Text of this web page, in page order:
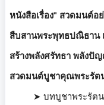
หนังสือเรื่อง" สวดมนต์อ
สืบสานพระพุทธปณิธาน
สร้างพลังศรัทธา พลังปั
สวดมนต์บูชาคุณพระรัต
➤ บทบูชาพระรัตน